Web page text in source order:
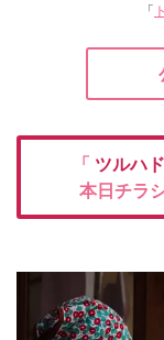
「
「 ツルハ
本日チラ